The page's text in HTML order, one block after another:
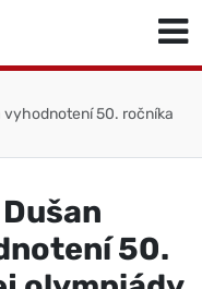
vyhodnotení 50. ročníka
50.